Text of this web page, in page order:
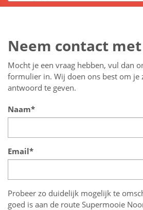
Neem contact
Mocht je een vraag hebben, vul dan
formulier in. Wij doen ons best om je
antwoord te geven.
Naam*
Email*
Probeer zo duidelijk mogelijk te
goed is aan de route Supermooie